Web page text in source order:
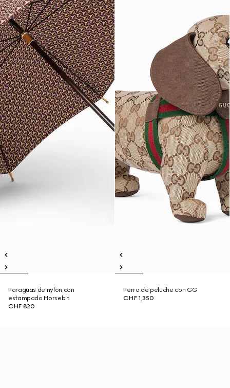
Paraguas de nylon con
estampado Horsebit
CHF 820
Perro de peluche con GG
CHF 1,350